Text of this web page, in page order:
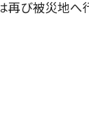
再び被災地へ